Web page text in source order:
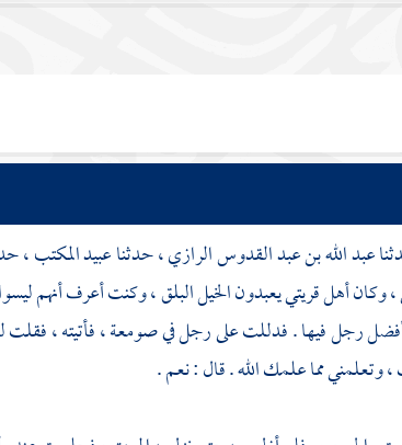
عبد الله بن عبد القدوس الرازي، حدثناعبيد المكتب،
، وكان أهل قريتي يعبدون الخيل البلق ، وكنت أعرف أنهم
رجل فيها . فدللت على رجل في صومعة ، فأتيته ،
مما علمك الله . قال : نعم .